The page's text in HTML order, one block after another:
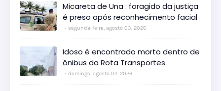
Micareta de Una : foragido da justiça
é preso após reconhecimento facial
segunda-feira, agosto 03, 2026
Idoso é encontrado morto dentro de
ônibus da Rota Transportes
domingo, agosto 02, 2026